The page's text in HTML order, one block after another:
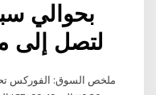
لتصل إلى
ملخص السوق: الفوركس